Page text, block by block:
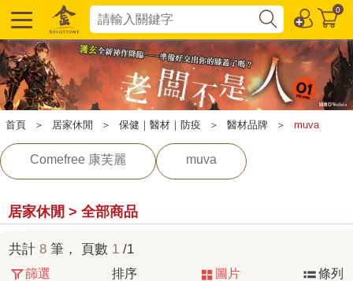
0
首頁 ＞ 居家休閒 ＞ 保健｜醫材｜防疫 ＞ 醫材品牌 ＞ muva
Comefree 康芙麗 muva
居家休閒 > 全部商品
共計 8 筆， 頁數 1 /1
篩選 排序 圖片 條列